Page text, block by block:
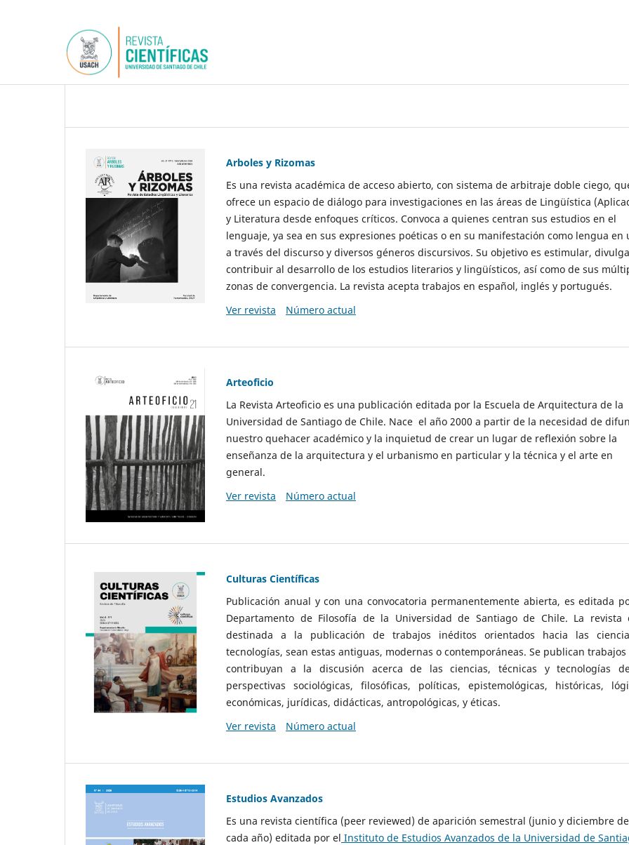
Arboles y Rizomas
Es una revista académica de acceso abierto, con sistema de arbitraje doble ciego,
ofrece un espacio de diálogo para investigaciones en las áreas de Lingüística
y Literatura desde enfoques críticos. Convoca a quienes centran sus estudios en el
lenguaje, ya sea en sus expresiones poéticas o en su manifestación como lengua en
a través del discurso y diversos géneros discursivos. Su objetivo es estimular,
contribuir al desarrollo de los estudios literarios y lingüísticos, así como de sus
zonas de convergencia. La revista acepta trabajos en español, inglés y portugués.
Ver revista
Número actual
Arteoficio
La Revista Arteoficio es una publicación editada por la Escuela de Arquitectura de la
Universidad de Santiago de Chile. Nace el año 2000 a partir de la necesidad de
nuestro quehacer académico y la inquietud de crear un lugar de reflexión sobre la
enseñanza de la arquitectura y el urbanismo en particular y la técnica y el arte en
general.
Ver revista
Número actual
Culturas Científicas
Publicación anual y con una convocatoria permanentemente abierta, es editada
Departamento de Filosofía de la Universidad de Santiago de Chile. La revista
destinada a la publicación de trabajos inéditos orientados hacia las
tecnologías, sean estas antiguas, modernas o contemporáneas. Se publican
contribuyan a la discusión acerca de las ciencias, técnicas y tecnologías
perspectivas sociológicas, filosóficas, políticas, epistemológicas, históricas,
económicas, jurídicas, didácticas, antropológicas, y éticas.
Ver revista
Número actual
Estudios Avanzados
Es una revista científica (peer reviewed) de aparición semestral (junio y diciembre de
cada año) editada por el Instituto de Estudios Avanzados de la Universidad de